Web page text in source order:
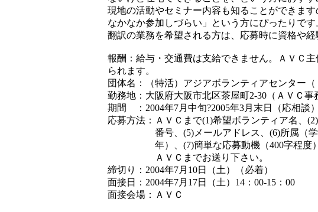
現地の活動やセミナー内容も知ることができま
なかなか参加しづらい」という方にぴったりです
翻訳の業務を希望される方は、応募時に資格や経
報酬：給与・交通費は支給できません。ＡＶＣ
られます。
団体名：（特活）アジアボランティアセンター（
勤務地：大阪府大阪市北区茶屋町2-30（ＡＶＣ事
期間 ：2004年7月中旬?2005年3月末日（応相談）
応募方法：ＡＶＣまで(1)希望ボランティア名、
番号、(5)メールアドレス、(6)所属（学生
年）、(7)簡単な応募動機（400字程度）
ＡＶＣまでお送り下さい。
締切り：2004年7月10日（土）（必着）
面接日：2004年7月17日（土）14：00-15：00
面接会場：ＡＶＣ